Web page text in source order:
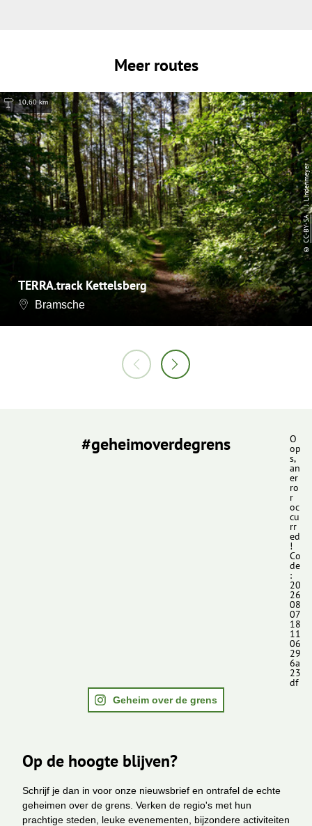
Meer routes
10,60 km
TERRA.track Kettelsberg
Bramsche
©
CC-BY-SA
| J. Lindenmeyer
#geheimoverdegrens O
op
s,
an
er
ro
r
oc
cu
rr
ed
!
Co
de
:
20
26
08
07
18
11
06
29
6a
23
df
Geheim over de grens
Op de hoogte blijven?
Schrijf je dan in voor onze nieuwsbrief en ontrafel de echte
geheimen over de grens. Verken de regio's met hun
prachtige steden, leuke evenementen, bijzondere activiteiten